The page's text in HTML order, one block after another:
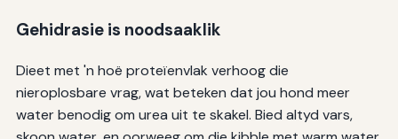
Gehidrasie is noodsaaklik
Dieet met 'n hoë proteïenvlak verhoog die
nieroplosbare vrag, wat beteken dat jou hond meer
water benodig om urea uit te skakel. Bied altyd vars,